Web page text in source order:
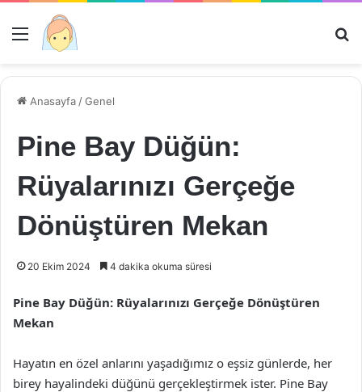
Menü
Anasayfa /Genel
Pine Bay Düğün:
Rüyalarınızı Gerçeğe
Dönüştüren Mekan
20 Ekim 2024 4 dakika okuma süresi
Pine Bay Düğün: Rüyalarınızı Gerçeğe Dönüştüren
Mekan
Hayatın en özel anlarını yaşadığımız o eşsiz günlerde, her
birey hayalindeki düğünü gerçekleştirmek ister. Pine Bay